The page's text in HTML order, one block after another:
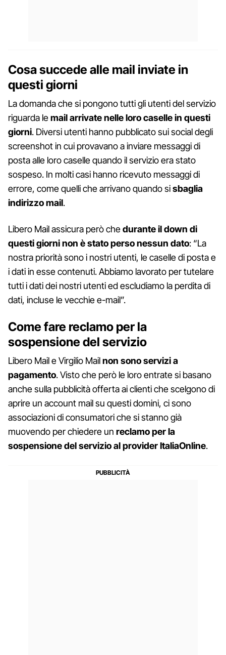
Cosa succede alle mail inviate in
questi giorni
La domanda che si pongono tutti gli utenti del servizio
riguarda lemail arrivate nelle loro caselle in questi
giorni. Diversi utenti hanno pubblicato sui social degli
screenshot in cui provavano a inviare messaggi di
posta alle loro caselle quando il servizio era stato
sospeso. In molti casi hanno ricevuto messaggi di
errore, come quelli che arrivano quando sisbaglia
indirizzo mail.
Libero Mail assicura però chedurante il down di
questi giorni non è stato perso nessun dato: “La
nostra priorità sono i nostri utenti, le caselle di posta e
i dati in esse contenuti. Abbiamo lavorato per tutelare
tutti i dati dei nostri utenti ed escludiamo la perdita di
dati, incluse le vecchie e-mail”.
Come fare reclamo per la
sospensione del servizio
Libero Mail e Virgilio Mailnon sono servizi a
pagamento. Visto che però le loro entrate si basano
anche sulla pubblicità offerta ai clienti che scelgono di
aprire un account mail su questi domini, ci sono
associazioni di consumatori che si stanno già
muovendo per chiedere un reclamo per la
sospensione del servizio al provider ItaliaOnline.